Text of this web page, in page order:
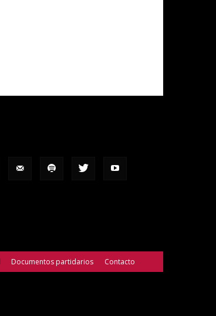
Documentos partidarios Contacto